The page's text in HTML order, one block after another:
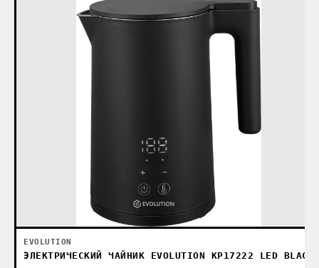
EVOLUTION
ЭЛЕКТРИЧЕСКИЙ ЧАЙНИК EVOLUTION KP17222 LED BLACK